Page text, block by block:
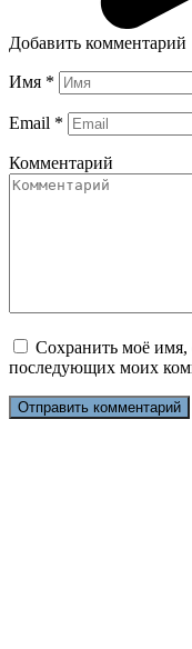
Добавить комментарий
Имя *
Email *
Комментарий
Сохранить моё имя,
последующих моих